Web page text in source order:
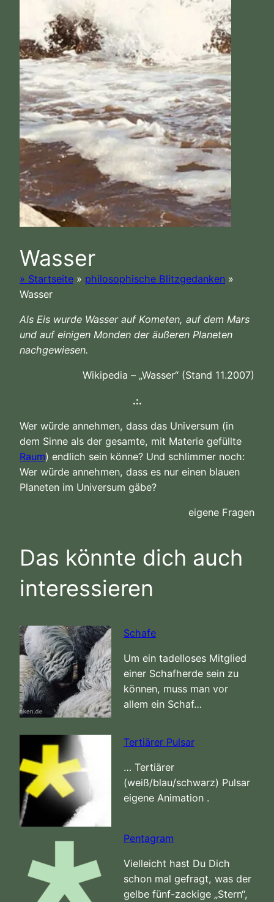
Wasser
» Startseite » philosophische Blitzgedanken »
Wasser
Als Eis wurde Wasser auf Kometen, auf dem Mars
und auf einigen Monden der äußeren Planeten
nachgewiesen.
Wikipedia – „Wasser“ (Stand 11.2007)
.:.
Wer würde annehmen, dass das Universum (in
dem Sinne als der gesamte, mit Materie gefüllte
Raum) endlich sein könne? Und schlimmer noch:
Wer würde annehmen, dass es nur einen blauen
Planeten im Universum gäbe?
eigene Fragen
Das könnte dich auch
interessieren
Schafe
Um ein tadelloses Mitglied
einer Schafherde sein zu
können, muss man vor
allem ein Schaf…
Tertiärer Pulsar
… Tertiärer
(weiß/blau/schwarz) Pulsar
eigene Animation .
Pentagram
Vielleicht hast Du Dich
schon mal gefragt, was der
gelbe fünf-zackige „Stern“,